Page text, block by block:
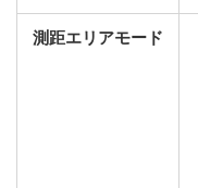
測距エリアモード